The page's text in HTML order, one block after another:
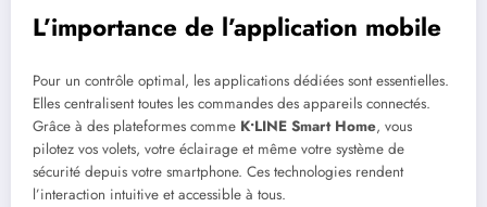
L’importance de l’application mobile
Pour un contrôle optimal, les applications dédiées sont essentielles.
Elles centralisent toutes les commandes des appareils connectés.
Grâce à des plateformes comme K•LINE Smart Home, vous
pilotez vos volets, votre éclairage et même votre système de
sécurité depuis votre smartphone. Ces technologies rendent
l’interaction intuitive et accessible à tous.